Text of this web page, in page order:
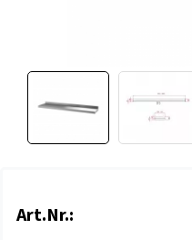
Art.Nr.: